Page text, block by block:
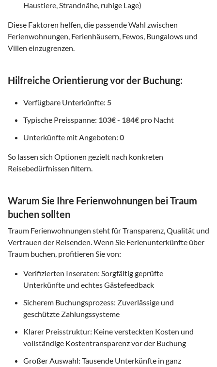
Haustiere, Strandnähe, ruhige Lage)
Diese Faktoren helfen, die passende Wahl zwischen
Ferienwohnungen, Ferienhäusern, Fewos, Bungalows und
Villen einzugrenzen.
Hilfreiche Orientierung vor der Buchung:
Verfügbare Unterkünfte: 5
Typische Preisspanne: 103€- 184€ pro Nacht
Unterkünfte mit Angeboten: 0
So lassen sich Optionen gezielt nach konkreten
Reisebedürfnissen filtern.
Warum Sie Ihre Ferienwohnungen bei Traum
buchen sollten
Traum Ferienwohnungen steht für Transparenz, Qualität und
Vertrauen der Reisenden. Wenn Sie Ferienunterkünfte über
Traum buchen, profitieren Sie von:
Verifizierten Inseraten: Sorgfältig geprüfte
Unterkünfte und echtes Gästefeedback
Sicherem Buchungsprozess: Zuverlässige und
geschützte Zahlungssysteme
Klarer Preisstruktur: Keine versteckten Kosten und
vollständige Kostentransparenz vor der Buchung
Großer Auswahl: Tausende Unterkünfte in ganz